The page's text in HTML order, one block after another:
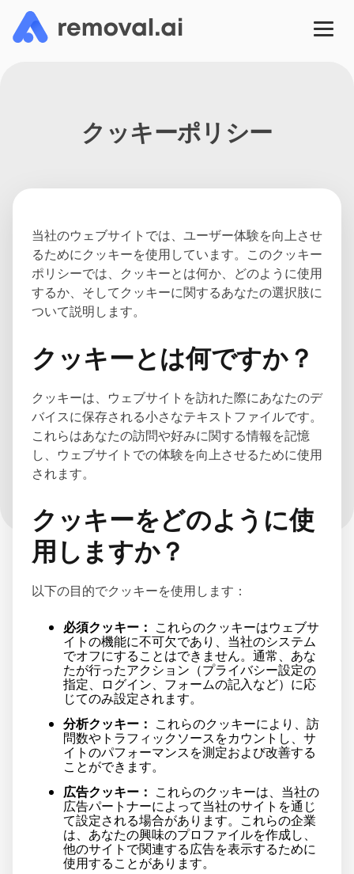
クッキーポリシー
当社のウェブサイトでは、ユーザー体験を向上させ
るためにクッキーを使用しています。このクッキー
ポリシーでは、クッキーとは何か、どのように使用
するか、そしてクッキーに関するあなたの選択肢に
ついて説明します。
クッキーとは何ですか？
クッキーは、ウェブサイトを訪れた際にあなたのデ
バイスに保存される小さなテキストファイルです。
これらはあなたの訪問や好みに関する情報を記憶
し、ウェブサイトでの体験を向上させるために使用
されます。
クッキーをどのように使
用しますか？
以下の目的でクッキーを使用します：
必須クッキー： これらのクッキーはウェブサ
イトの機能に不可欠であり、当社のシステム
でオフにすることはできません。通常、あな
たが行ったアクション（プライバシー設定の
指定、ログイン、フォームの記入など）に応
じてのみ設定されます。
分析クッキー： これらのクッキーにより、訪
問数やトラフィックソースをカウントし、サ
イトのパフォーマンスを測定および改善する
ことができます。
広告クッキー： これらのクッキーは、当社の
広告パートナーによって当社のサイトを通じ
て設定される場合があります。これらの企業
は、あなたの興味のプロファイルを作成し、
他のサイトで関連する広告を表示するために
使用することがあります。